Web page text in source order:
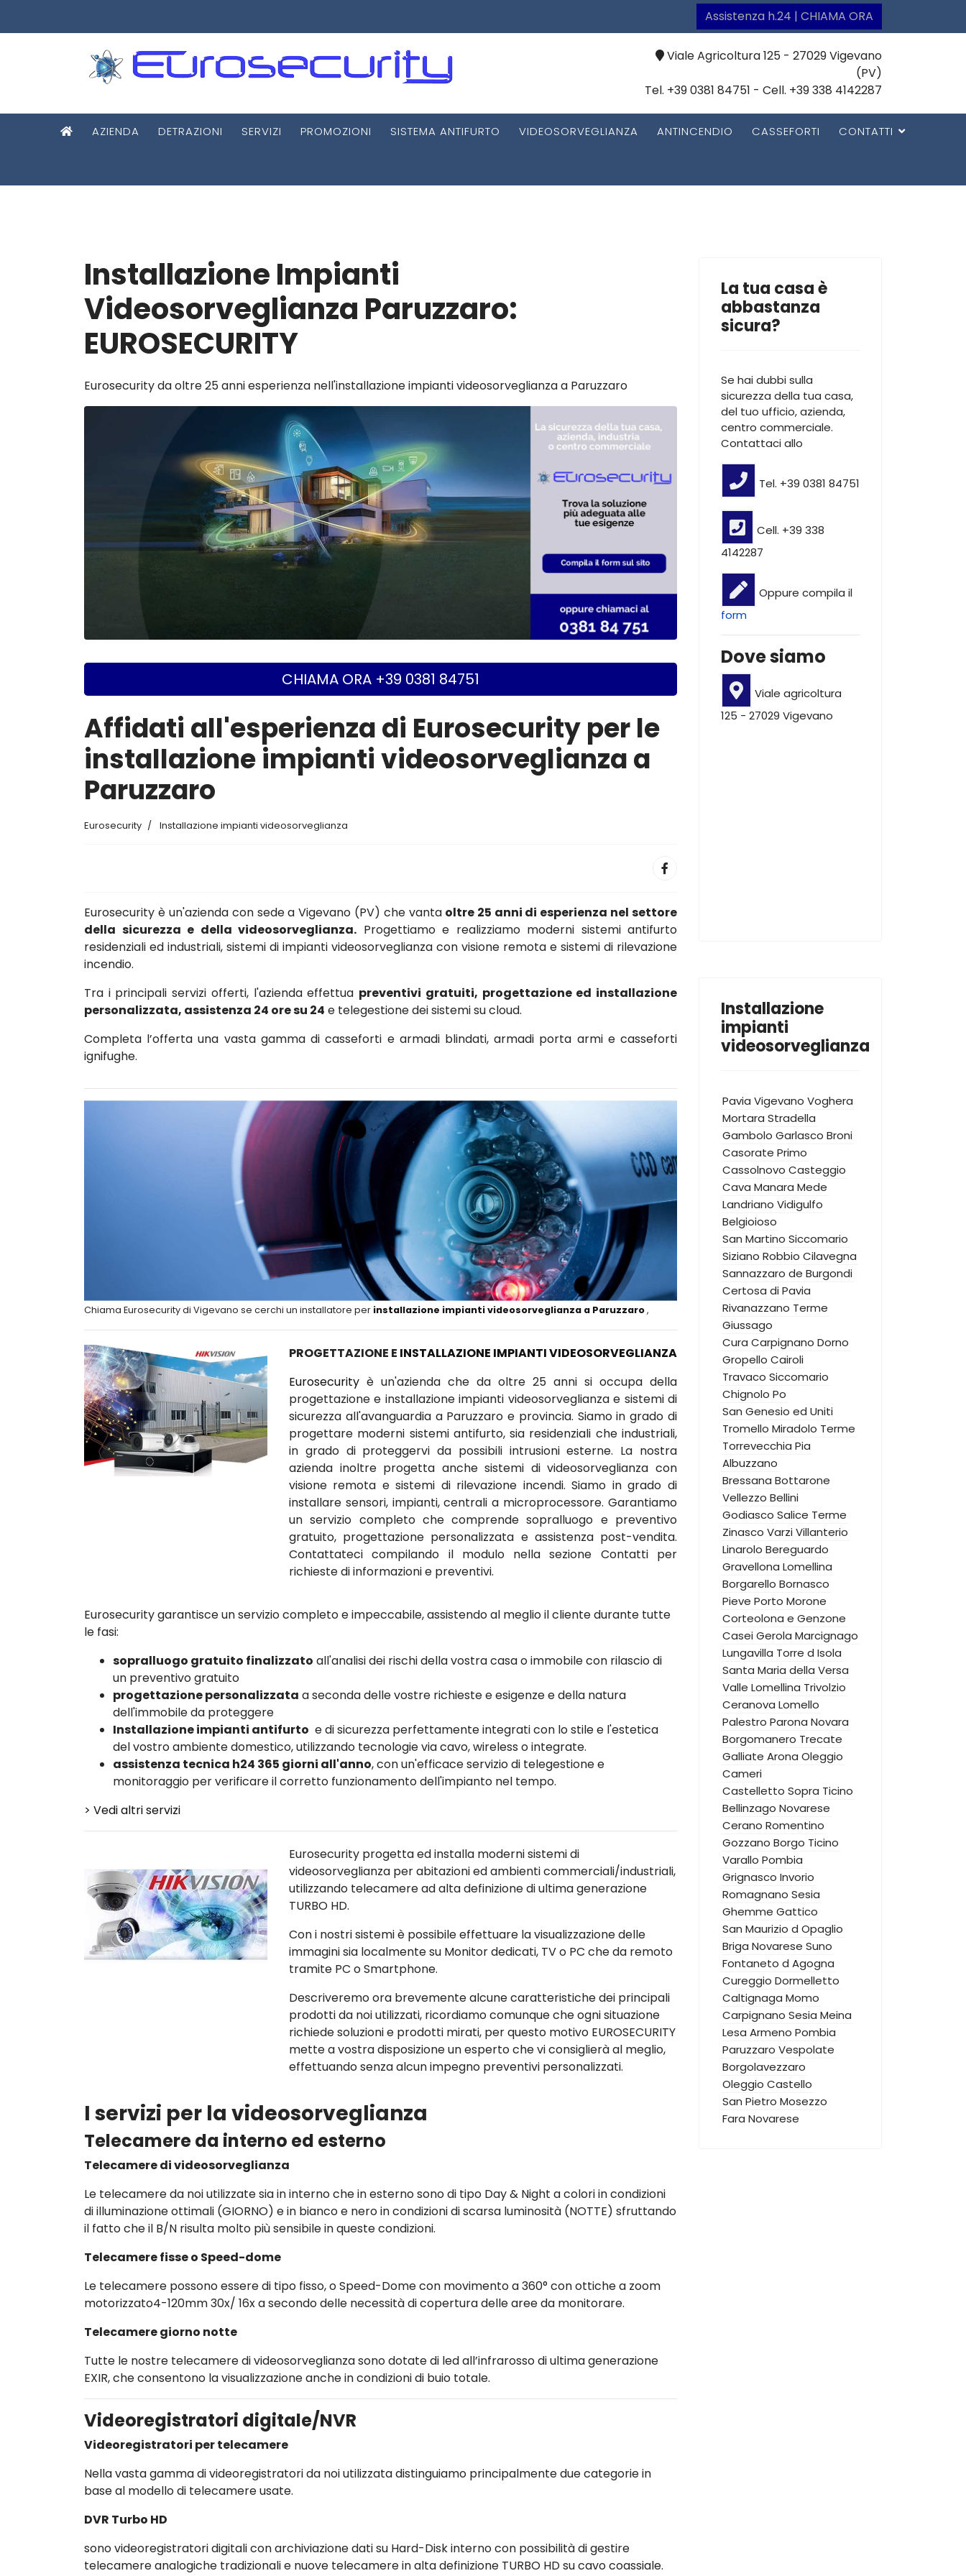
Assistenza h.24 | CHIAMA ORA
Viale Agricoltura 125 - 27029 Vigevano
(PV)
Tel. +39 0381 84751 - Cell. +39 338 4142287
AZIENDA DETRAZIONI SERVIZI PROMOZIONI SISTEMA ANTIFURTO VIDEOSORVEGLIANZA ANTINCENDIO CASSEFORTI CONTATTI
Installazione Impianti
Videosorveglianza Paruzzaro:
EUROSECURITY
Eurosecurity da oltre 25 anni esperienza nell'installazione impianti videosorveglianza a Paruzzaro
CHIAMA ORA +39 0381 84751
Affidati all'esperienza di Eurosecurity per le
installazione impianti videosorveglianza a
Paruzzaro
Eurosecurity Installazione impianti videosorveglianza
Eurosecurity è un'azienda con sede a Vigevano (PV) che vantaoltre 25 anni di esperienza nel settore
della sicurezza e della videosorveglianza. Progettiamo e realizziamo moderni sistemi antifurto
residenziali ed industriali, sistemi di impianti videosorveglianza con visione remota e sistemi di rilevazione
incendio.
Tra i principali servizi offerti, l'azienda effettua preventivi gratuiti, progettazione ed installazione
personalizzata, assistenza 24 ore su 24 e telegestione dei sistemi su cloud.
Completa l’offerta una vasta gamma di casseforti e armadi blindati, armadi porta armi e casseforti
ignifughe.
Chiama Eurosecurity di Vigevano se cerchi un installatore per installazione impianti videosorveglianza a Paruzzaro,
PROGETTAZIONE E INSTALLAZIONE IMPIANTI VIDEOSORVEGLIANZA
Eurosecurity è un'azienda che da oltre 25 anni si occupa della
progettazione e installazione impianti videosorveglianza e sistemi di
sicurezza all'avanguardia a Paruzzaro e provincia. Siamo in grado di
progettare moderni sistemi antifurto, sia residenziali che industriali,
in grado di proteggervi da possibili intrusioni esterne. La nostra
azienda inoltre progetta anche sistemi di videosorveglianza con
visione remota e sistemi di rilevazione incendi. Siamo in grado di
installare sensori, impianti, centrali a microprocessore. Garantiamo
un servizio completo che comprende sopralluogo e preventivo
gratuito, progettazione personalizzata e assistenza post-vendita.
Contattateci compilando il modulo nella sezione Contatti per
richieste di informazioni e preventivi.
Eurosecurity garantisce un servizio completo e impeccabile, assistendo al meglio il cliente durante tutte
le fasi:
sopralluogo gratuito finalizzato all'analisi dei rischi della vostra casa o immobile con rilascio di
un preventivo gratuito
progettazione personalizzata a seconda delle vostre richieste e esigenze e della natura
dell'immobile da proteggere
Installazione impianti antifurto e di sicurezza perfettamente integrati con lo stile e l'estetica
del vostro ambiente domestico, utilizzando tecnologie via cavo, wireless o integrate.
assistenza tecnica h24 365 giorni all'anno, con un'efficace servizio di telegestione e
monitoraggio per verificare il corretto funzionamento dell'impianto nel tempo.
> Vedi altri servizi
Eurosecurity progetta ed installa moderni sistemi di
videosorveglianza per abitazioni ed ambienti commerciali/industriali,
utilizzando telecamere ad alta definizione di ultima generazione
TURBO HD.
Con i nostri sistemi è possibile effettuare la visualizzazione delle
immagini sia localmente su Monitor dedicati, TV o PC che da remoto
tramite PC o Smartphone.
Descriveremo ora brevemente alcune caratteristiche dei principali
prodotti da noi utilizzati, ricordiamo comunque che ogni situazione
richiede soluzioni e prodotti mirati, per questo motivo EUROSECURITY
mette a vostra disposizione un esperto che vi consiglierà al meglio,
effettuando senza alcun impegno preventivi personalizzati.
I servizi per la videosorveglianza
Telecamere da interno ed esterno
Telecamere di videosorveglianza
Le telecamere da noi utilizzate sia in interno che in esterno sono di tipo Day & Night a colori in condizioni
di illuminazione ottimali (GIORNO) e in bianco e nero in condizioni di scarsa luminosità (NOTTE) sfruttando
il fatto che il B/N risulta molto più sensibile in queste condizioni.
Telecamere fisse o Speed-dome
Le telecamere possono essere di tipo fisso, o Speed-Dome con movimento a 360° con ottiche a zoom
motorizzato4-120mm 30x/ 16x a secondo delle necessità di copertura delle aree da monitorare.
Telecamere giorno notte
Tutte le nostre telecamere di videosorveglianza sono dotate di led all’infrarosso di ultima generazione
EXIR, che consentono la visualizzazione anche in condizioni di buio totale.
Videoregistratori digitale/NVR
Videoregistratori per telecamere
Nella vasta gamma di videoregistratori da noi utilizzata distinguiamo principalmente due categorie in
base al modello di telecamere usate.
DVR Turbo HD
sono videoregistratori digitali con archiviazione dati su Hard-Disk interno con possibilità di gestire
telecamere analogiche tradizionali e nuove telecamere in alta definizione TURBO HD su cavo coassiale.
La tua casa è
abbastanza
sicura?
Se hai dubbi sulla
sicurezza della tua casa,
del tuo ufficio, azienda,
centro commerciale.
Contattaci allo
Tel. +39 0381 84751
Cell. +39 338
4142287
Oppure compila il
form
Dove siamo
Viale agricoltura
125 - 27029 Vigevano
Installazione
impianti
videosorveglianza
Pavia Vigevano Voghera
Mortara Stradella
Gambolo Garlasco Broni
Casorate Primo
Cassolnovo Casteggio
Cava Manara Mede
Landriano Vidigulfo
Belgioioso
San Martino Siccomario
Siziano Robbio Cilavegna
Sannazzaro de Burgondi
Certosa di Pavia
Rivanazzano Terme
Giussago
Cura Carpignano Dorno
Gropello Cairoli
Travaco Siccomario
Chignolo Po
San Genesio ed Uniti
Tromello Miradolo Terme
Torrevecchia Pia
Albuzzano
Bressana Bottarone
Vellezzo Bellini
Godiasco Salice Terme
Zinasco VarziVillanterio
Linarolo Bereguardo
Gravellona Lomellina
Borgarello Bornasco
Pieve Porto Morone
Corteolona e Genzone
Casei Gerola Marcignago
Lungavilla Torre d Isola
Santa Maria della Versa
Valle Lomellina Trivolzio
Ceranova Lomello
Palestro Parona Novara
Borgomanero Trecate
Galliate Arona Oleggio
Cameri
Castelletto Sopra Ticino
Bellinzago Novarese
Cerano Romentino
Gozzano Borgo Ticino
Varallo Pombia
Grignasco Invorio
Romagnano Sesia
Ghemme Gattico
San Maurizio d Opaglio
Briga Novarese Suno
Fontaneto d Agogna
Cureggio Dormelletto
Caltignaga Momo
Carpignano Sesia Meina
Lesa Armeno Pombia
Paruzzaro Vespolate
Borgolavezzaro
Oleggio Castello
San Pietro Mosezzo
Fara Novarese